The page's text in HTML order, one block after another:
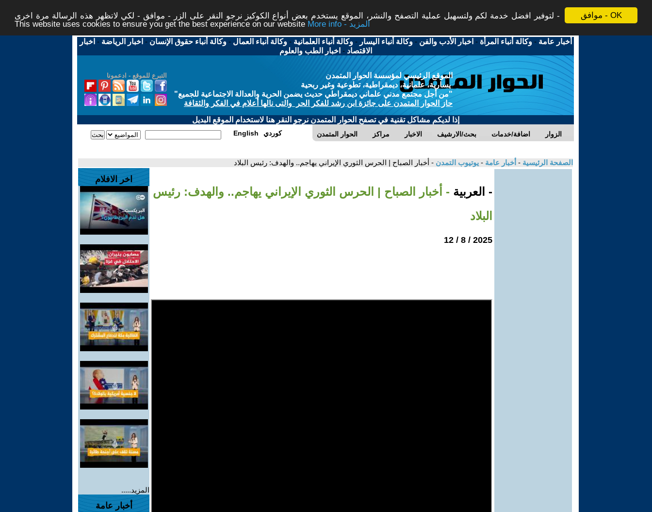
موافق - OK
لتوفير افضل خدمة لكم ولتسهيل عملية التصفح والنشر، الموقع يستخدم بعض أنواع الكوكيز نرجو النقر على الزر - موافق - لكي لاتظهر هذه الرسالة مرة اخرى -
This website uses cookies to ensure you get the best experience on our website
More info - المزيد
أخبار عامة -وكالة أنباء المرأة - اخبار الأدب والفن -وكالة أنباء اليسار -وكالة أنباء العلمانية -وكالة أنباء العمال -وكالة أنباء حقوق الإنسان - اخبار الرياضة - اخبار
الاقتصاد - اخبار الطب والعلوم
التبرع للموقع - ادعمونا
الموقع الرئيسي لمؤسسة الحوار المتمدن
يسارية، علمانية، ديمقراطية، تطوعية وغير ربحية
"من أجل مجتمع مدني علماني ديمقراطي حديث يضمن الحرية والعدالة الاجتماعية للجميع"
حاز الحوار المتمدن على جائزة ابن رشد للفكر الحر والتى نالها أعلام في الفكر والثقافة
إذا لديكم مشاكل تقنية في تصفح الحوار المتمدن نرجو النقر هنا لاستخدام الموقع البديل
الحوار المتمدن مراكز الاخبار بحث/الارشيف اضافة/خدمات الزوار English كوردي
الصفحة الرئيسية - أخبار عامة - يوتيوب التمدن - أخبار الصباح | الحرس الثوري الإيراني يهاجم.. والهدف: رئيس البلاد
- العربية - أخبار الصباح | الحرس الثوري الإيراني يهاجم.. والهدف: رئيس
البلاد
2025 / 8 / 12
اخر الافلام
المزيد.....
أخبار عامة